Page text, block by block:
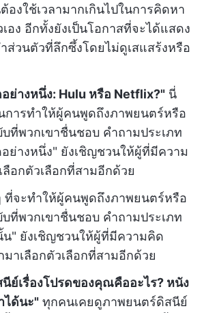
องใช้เวลามากเกินไปในการคิดหา
อง อีกทั้งยังเป็นโอกาสที่จะได้แสดง
ส่วนตัวที่ลึกซึ้งโดยไม่ดูเสแสร้งหรือ
อย่างหนึ่ง: Hulu หรือ Netflix?" นี่
การทำให้ผู้คนพูดถึงภาพยนตร์หรือ
ที่พวกเขาชื่นชอบ คำถามประเภท
อย่างหนึ่ง" ยังเชิญชวนให้ผู้ที่มีความ
อกตัวเลือกที่สามอีกด้วย
ที่จะทำให้ผู้คนพูดถึงภาพยนตร์หรือ
ที่พวกเขาชื่นชอบ คำถามประเภท
" ยังเชิญชวนให้ผู้ที่มีความคิด
าเลือกตัวเลือกที่สามอีกด้วย
ย์เรื่องโปรดของคุณคืออะไร? หนัง
ได้นะ" ทุกคนเคยดูภาพยนตร์ดิสนีย์